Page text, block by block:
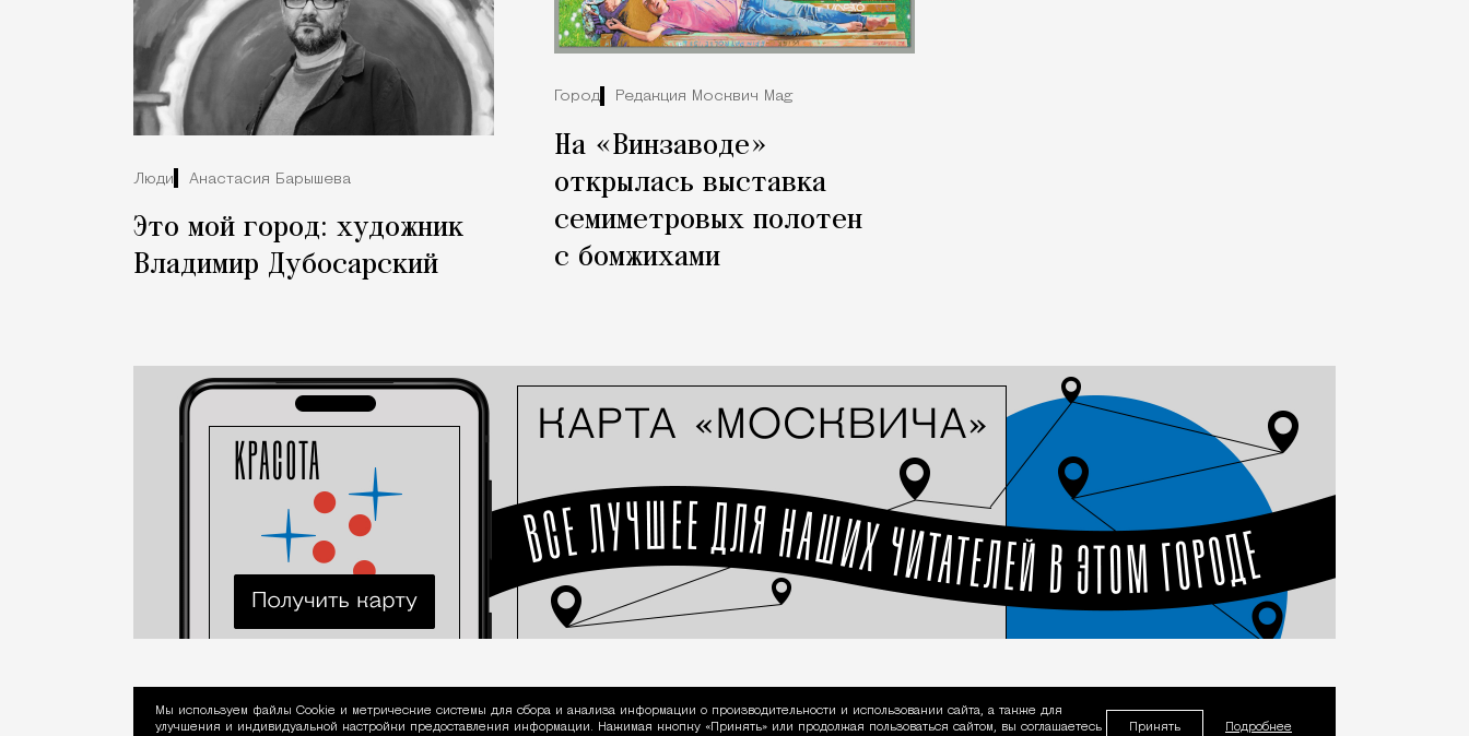
Люди Анастасия Барышева
Это мой город: художник
Владимир Дубосарский
Город Редакция Москвич Mag
На «Винзаводе»
открылась выставка
семиметровых полотен
с бомжихами
Мы используем файлы Сookie и метрические системы для сбора и анализа информации о производительности и использовании сайта, а также для
улучшения и индивидуальной настройки предоставления информации. Нажимая кнопку «Принять» или продолжая пользоваться сайтом, вы соглашаетесь
Принять Подробнее